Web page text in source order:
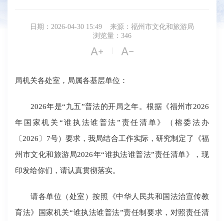
日期：2026-04-30 15:49
来源：福州市文化和旅游局
浏览量：346
 | 
局机关各处室，局属各基层单位：
2026年是“九五”普法的开局之年。根据《福州市2026
年国家机关“谁执法谁普法”责任清单》（榕委法办
〔2026〕7号）要求，我局结合工作实际，研究制定了《福
州市文化和旅游局2026年“谁执法谁普法”责任清单》，现
印发给你们，请认真贯彻落实。
请各单位（处室）按照《中华人民共和国法治宣传教
育法》国家机关“谁执法谁普法”责任制要求，对照责任清